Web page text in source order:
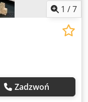
1 /7
Zadzwoń